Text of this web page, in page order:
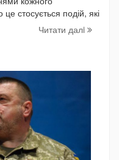
стосується подій, які
Читати далi